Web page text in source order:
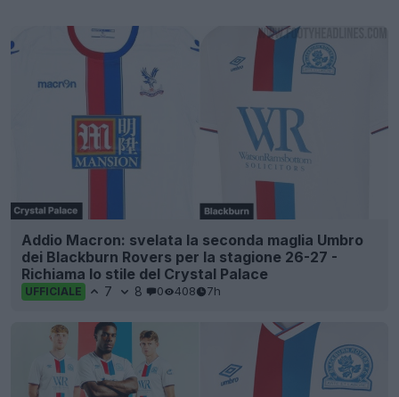
Addio Macron: svelata la seconda maglia Umbro
dei Blackburn Rovers per la stagione 26-27 -
Richiama lo stile del Crystal Palace
UFFICIALE 7 8 0 408 7h